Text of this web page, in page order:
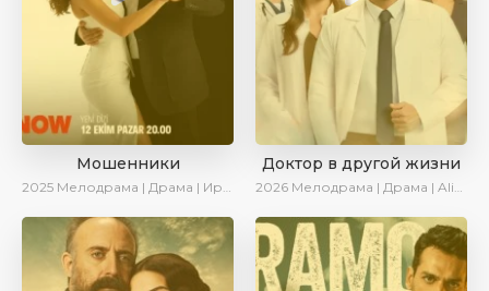
Мошенники
2025 Мелодрама | Драма | Ирина Котова | AlisaDirilis | Новинки | Сериалы 2025
Доктор в другой жизни
2026 Мелодрама | Драма | AlisaDirilis | Новинки